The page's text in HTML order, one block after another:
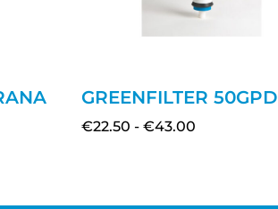
GREENFILTER 50GPD
€22.50 - €43.00